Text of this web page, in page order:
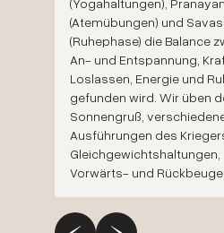
(Yogahaltungen),
(Atemübungen) und
(Ruhephase) die Balance
An- und Entspannung,
Loslassen, Energie und
gefunden wird. Wir üben
Sonnengruß,
Ausführungen des
Gleichgewichtshaltungen,
Vorwärts- und